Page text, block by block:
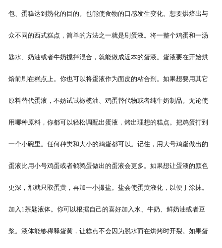
包、蛋糕达到熟化的目的。也能使食物的口感发生变化。想要烘焙出与
众不同的西式糕点，简单的方法之一就是刷蛋液。将一整个鸡蛋和一汤
匙水、奶油或者牛奶搅拌混合，就能做成近本的蛋液。蛋液要在开始烘
焙前刷在糕点上。你也可以将蛋液作为面皮的粘合剂。如果想要用其它
原料替代蛋液，不妨试试橄榄油、鸡蛋替代物或者纯牛奶制品。无论使
用哪种原料，你都可以轻松调配出蛋液，烤出理想的糕点。把鸡蛋打到
一个小碗里。任何种类和大小的鸡蛋都可以。记住，用大号鸡蛋做出的
蛋液比用小号鸡蛋或者鹌鹑蛋做出的蛋液会更多。如果想让蛋液的颜色
更深，那就只取蛋黄，再加一小撮盐。盐会使蛋黄液化，以便于涂抹。
加入1茶匙液体。你可以根据自己的喜好加入水、牛奶、鲜奶油或者豆
浆。液体能够稀释蛋黄，让糕点不会因为脱水而在烘烤时开裂。如果蛋